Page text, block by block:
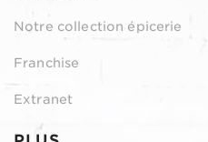
Notre collection épicerie
Franchise
Extranet